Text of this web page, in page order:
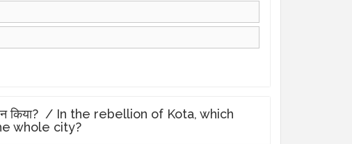
किया? / In the rebellion of Kota, which
whole city?